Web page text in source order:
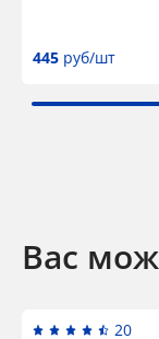
445 руб/шт
Вас
20